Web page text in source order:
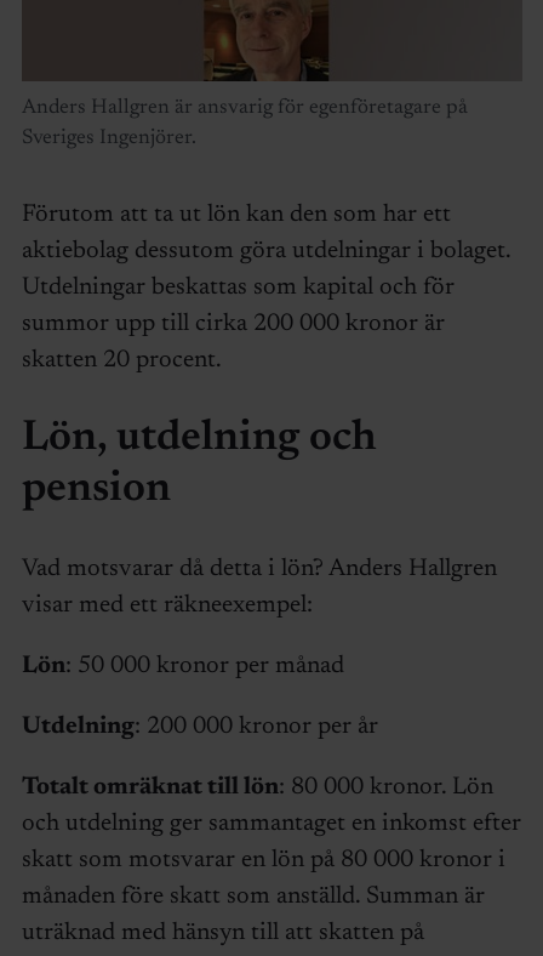
Anders Hallgren är ansvarig för egenföretagare på
Sveriges Ingenjörer.
Förutom att ta ut lön kan den som har ett
aktiebolag dessutom göra utdelningar i bolaget.
Utdelningar beskattas som kapital och för
summor upp till cirka 200 000 kronor är
skatten 20 procent.
Lön, utdelning och
pension
Vad motsvarar då detta i lön? Anders Hallgren
visar med ett räkneexempel:
Lön: 50 000 kronor per månad
Utdelning: 200 000 kronor per år
Totalt omräknat till lön: 80 000 kronor. Lön
och utdelning ger sammantaget en inkomst efter
skatt som motsvarar en lön på 80 000 kronor i
månaden före skatt som anställd. Summan är
uträknad med hänsyn till att skatten på